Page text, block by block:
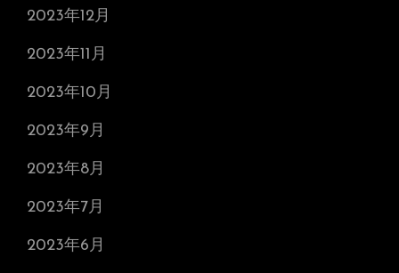
2023年12月
2023年11月
2023年10月
2023年9月
2023年8月
2023年7月
2023年6月